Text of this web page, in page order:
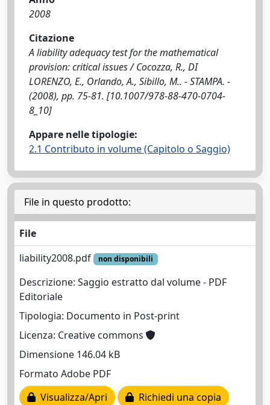
2008
Citazione
A liability adequacy test for the mathematical
provision: critical issues / Cocozza, R., DI
LORENZO, E., Orlando, A., Sibillo, M.. - STAMPA. -
(2008), pp. 75-81. [10.1007/978-88-470-0704-
8_10]
Appare nelle tipologie:
2.1 Contributo in volume (Capitolo o Saggio)
File in questo prodotto:
File
liability2008.pdf
non disponibili
Descrizione: Saggio estratto dal volume - PDF
Editoriale
Tipologia: Documento in Post-print
Licenza: Creative commons
Dimensione 146.04 kB
Formato Adobe PDF
Visualizza/Apri
Richiedi una copia